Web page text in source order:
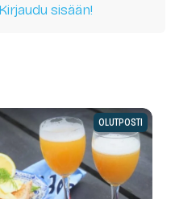
sisään!
OLUTPOSTI